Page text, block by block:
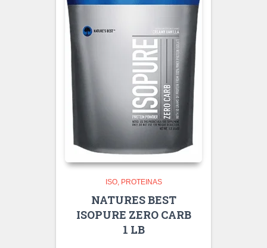
ISO PROTEINAS
NATURES BEST
ISOPURE ZERO CARB
1 LB